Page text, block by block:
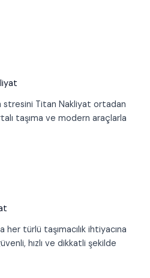
stresini Titan Nakliyat ortadan
taşıma ve modern araçlarla
türlü taşımacılık ihtiyacına
hızlı ve dikkatli şekilde